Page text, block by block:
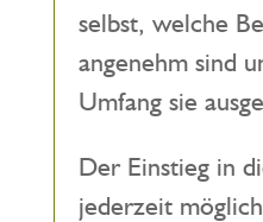
selbst, welche
angenehm sind
Umfang sie
Der Einstieg in
jederzeit